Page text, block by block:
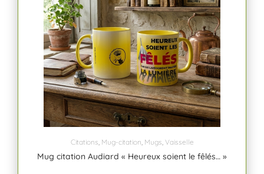
Citations, Mug-citation, Mugs, Vaisselle
Mug citation Audiard « Heureux soient le fêlés… »